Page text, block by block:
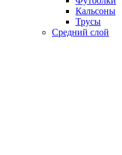
Кальсоны
Трусы
Средний слой